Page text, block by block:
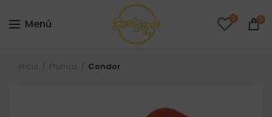
Menú 0 0
Inicio Plumas Condor